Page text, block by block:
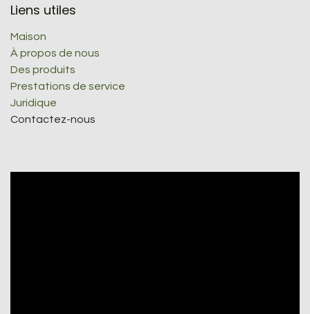
Liens utiles
Maison
À propos de nous
Des produits
Prestations de service
Juridique
Contactez-nous